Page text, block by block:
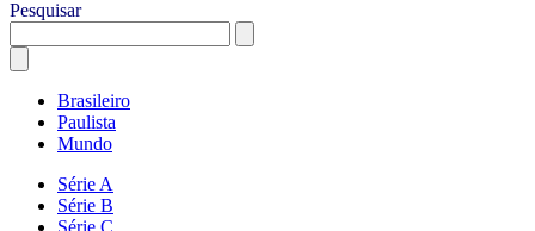
Pesquisar
Brasileiro
Paulista
Mundo
Série A
Série B
Série C